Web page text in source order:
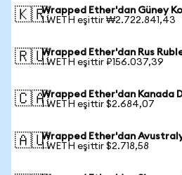
🇰🇷Wrapped Ether'dan Güney
1 WETH eşittir ₩2.722.841,43
🇷🇺Wrapped Ether'dan Rus
1 WETH eşittir ₽156.037,39
🇨🇦Wrapped Ether'dan Kanada
1 WETH eşittir $2.684,07
🇦🇺Wrapped Ether'dan
1 WETH eşittir $2.718,58